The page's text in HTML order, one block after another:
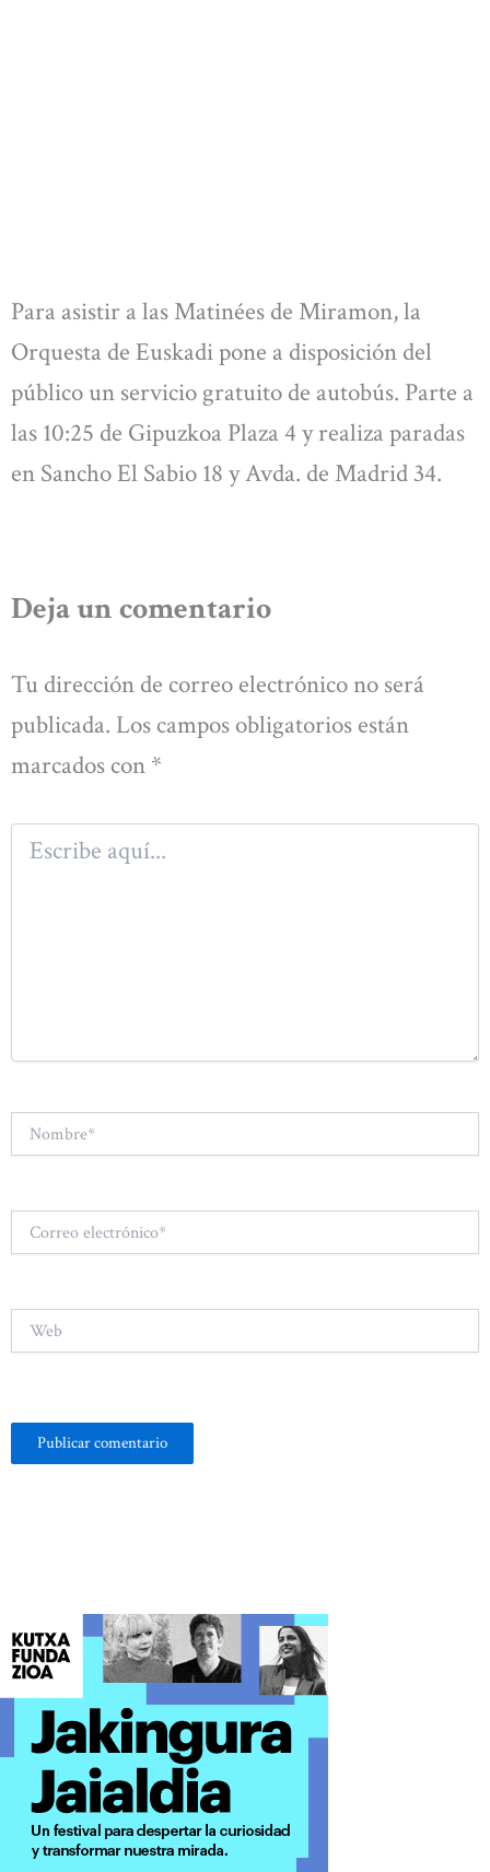
Para asistir a las Matinées de Miramon, la
Orquesta de Euskadi pone a disposición del
público un servicio gratuito de autobús. Parte a
las 10:25 de Gipuzkoa Plaza 4 y realiza paradas
en Sancho El Sabio 18 y Avda. de Madrid 34.
Deja un comentario
Tu dirección de correo electrónico no será
publicada. Los campos obligatorios están
marcados con *
Escribe
aquí...
electrónico*